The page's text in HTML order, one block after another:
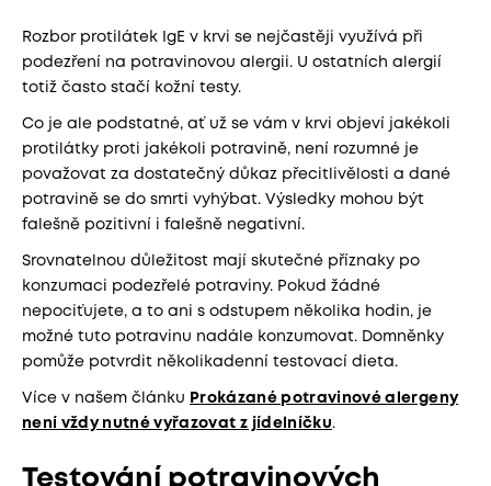
Rozbor protilátek IgE v krvi se nejčastěji využívá při
podezření na potravinovou alergii. U ostatních alergií
totiž často stačí kožní testy.
Co je ale podstatné, ať už se vám v krvi objeví jakékoli
protilátky proti jakékoli potravině, není rozumné je
považovat za dostatečný důkaz přecitlivělosti a dané
potravině se do smrti vyhýbat. Výsledky mohou být
falešně pozitivní i falešně negativní.
Srovnatelnou důležitost mají skutečné příznaky po
konzumaci podezřelé potraviny. Pokud žádné
nepociťujete, a to ani s odstupem několika hodin, je
možné tuto potravinu nadále konzumovat. Domněnky
pomůže potvrdit několikadenní testovací dieta.
Více v našem článku
Prokázané potravinové alergeny
není vždy nutné vyřazovat z jídelníčku.
Testování potravinových